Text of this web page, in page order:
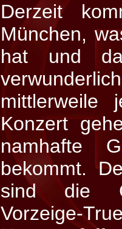
Derzeit
München,
hat und
mittlerweile
Konzert
namhafte
bekommt.
sind die
Vorzeige-